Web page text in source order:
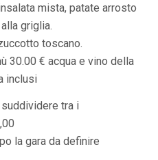
mista, patate arrosto
griglia.
toscano.
30.00 € acqua e vino della
inclusi
tra i
la gara da definire